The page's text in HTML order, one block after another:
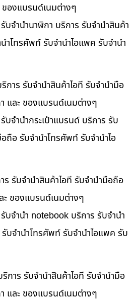
องแบรนด์เนมต่างๆ
จำนำนาฬิกา บริการ รับจำนำสินค้า
ำโทรศัพท์ รับจำนำไอแพค รับจำนำ
การ รับจำนำสินค้าไอที รับจำนำมือ
และ ของแบรนด์เนมต่างๆ
จำนำกระเป๋าแบรนด์ บริการ รับ
ถือ รับจำนำโทรศัพท์ รับจำนำไอ
รับจำนำสินค้าไอที รับจำนำมือถือ
ะ ของแบรนด์เนมต่างๆ
จำนำ notebook บริการ รับจำนำ
บจำนำโทรศัพท์ รับจำนำไอแพค รับ
การ รับจำนำสินค้าไอที รับจำนำมือ
และ ของแบรนด์เนมต่างๆ